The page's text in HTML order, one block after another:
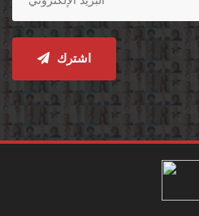
اشترك